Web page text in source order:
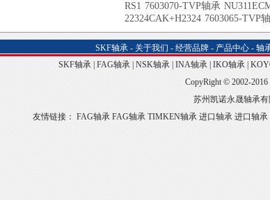
RS1 7603070-TVP轴承
22324CAK+H2324 7603065-TVP
SKF轴承- 关于我们 - 经营品牌- 产品中心- 轴
SKF轴承| FAG轴承| NSK轴承| INA轴承| IKO轴承|
CopyRight © 2002-
苏州凯诺永晟轴承
友情链接： FAG轴承 FAG轴承 TIMKEN轴承 进口轴承 进口轴承